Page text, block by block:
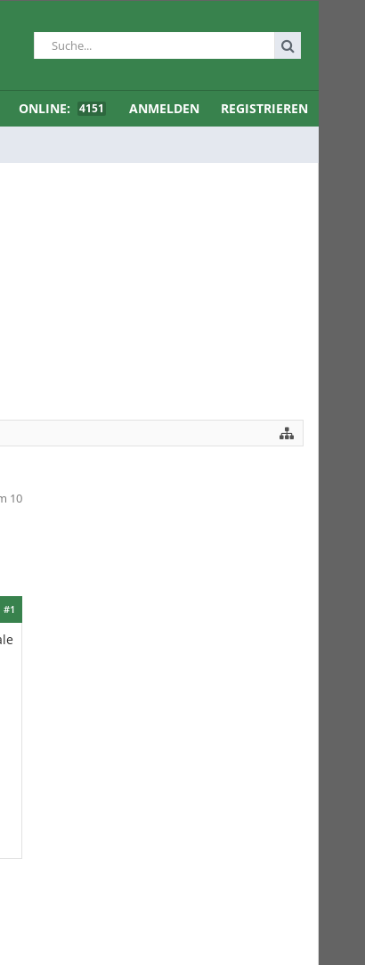
ONLINE: 4151 ANMELDEN REGISTRIEREN
10
#1